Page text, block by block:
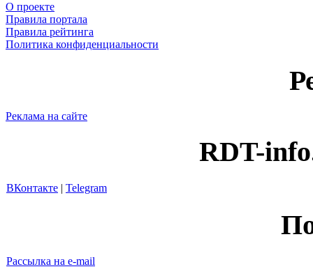
О проекте
Правила портала
Правила рейтинга
Политика конфиденциальности
Реклама на сайте
RDT-
ВКонтакте | Telegram
Рассылка на e-mail